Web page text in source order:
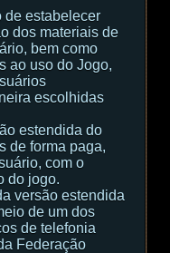
de estabelecer
dos materiais de
bem como
ao uso do Jogo,
escolhidas
estendida do
de forma paga,
com o
do jogo.
versão estendida
de um dos
de telefonia
Federação